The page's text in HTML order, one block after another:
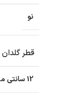
نو
قطر گلدان
12 سانتی متر